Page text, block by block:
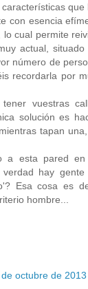
con esencia
lo cual permite
actual,
número de
recordarla por
vuestras
solución es
tapan
a esta pared
verdad hay
Esa cosa es
hombre...
de octubre de